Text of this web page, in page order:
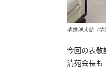
李逸洋大使（中
今回の表敬
清苑会長も